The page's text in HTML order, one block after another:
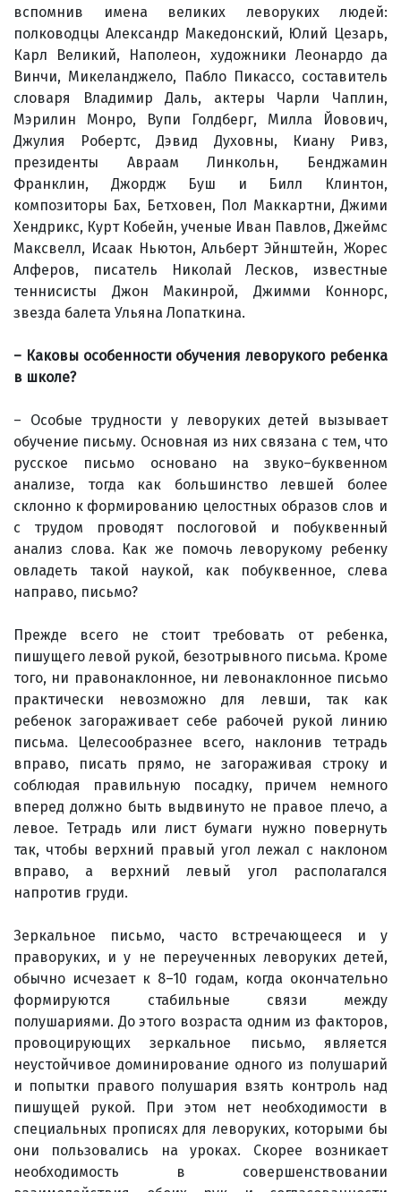
вспомнив имена великих леворуких людей:
полководцы Александр Македонский, Юлий Цезарь,
Карл Великий, Наполеон, художники Леонардо да
Винчи, Микеланджело, Пабло Пикассо, составитель
словаря Владимир Даль, актеры Чарли Чаплин,
Мэрилин Монро, Вупи Голдберг, Милла Йовович,
Джулия Робертс, Дэвид Духовны, Киану Ривз,
президенты Авраам Линкольн, Бенджамин
Франклин, Джордж Буш и Билл Клинтон,
композиторы Бах, Бетховен, Пол Маккартни, Джими
Хендрикс, Курт Кобейн, ученые Иван Павлов, Джеймс
Максвелл, Исаак Ньютон, Альберт Эйнштейн, Жорес
Алферов, писатель Николай Лесков, известные
теннисисты Джон Макинрой, Джимми Коннорс,
звезда балета Ульяна Лопаткина.
– Каковы особенности обучения леворукого ребенка
в школе?
– Особые трудности у леворуких детей вызывает
обучение письму. Основная из них связана с тем, что
русское письмо основано на звуко–буквенном
анализе, тогда как большинство левшей более
склонно к формированию целостных образов слов и
с трудом проводят послоговой и побуквенный
анализ слова. Как же помочь леворукому ребенку
овладеть такой наукой, как побуквенное, слева
направо, письмо?
Прежде всего не стоит требовать от ребенка,
пишущего левой рукой, безотрывного письма. Кроме
того, ни правонаклонное, ни левонаклонное письмо
практически невозможно для левши, так как
ребенок загораживает себе рабочей рукой линию
письма. Целесообразнее всего, наклонив тетрадь
вправо, писать прямо, не загораживая строку и
соблюдая правильную посадку, причем немного
вперед должно быть выдвинуто не правое плечо, а
левое. Тетрадь или лист бумаги нужно повернуть
так, чтобы верхний правый угол лежал с наклоном
вправо, а верхний левый угол располагался
напротив груди.
Зеркальное письмо, часто встречающееся и у
праворуких, и у не переученных леворуких детей,
обычно исчезает к 8–10 годам, когда окончательно
формируются стабильные связи между
полушариями. До этого возраста одним из факторов,
провоцирующих зеркальное письмо, является
неустойчивое доминирование одного из полушарий
и попытки правого полушария взять контроль над
пишущей рукой. При этом нет необходимости в
специальных прописях для леворуких, которыми бы
они пользовались на уроках. Скорее возникает
необходимость в совершенствовании